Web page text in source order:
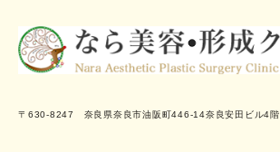
〒630-8247 奈良県奈良市油阪町446-14奈良安田ビル4階